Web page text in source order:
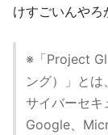
けすごいんやろ
※「Project
ング）」と
サイバーセキ
Google、